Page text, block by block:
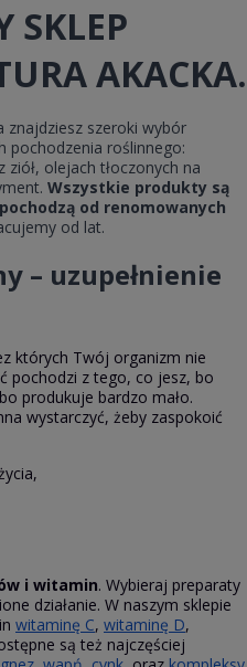
SKLEP
AKACKA.
znajdziesz szeroki wybór
pochodzenia roślinnego:
olejach tłoczonych na
Wszystkie produkty są
od renomowanych
od lat.
– uzupełnienie
których Twój organizm nie
pochodzi z tego, co jesz, bo
produkuje bardzo mało.
wystarczyć, żeby zaspokoić
i witamin. Wybieraj preparaty
działanie. W naszym sklepie
witaminę C, witaminę D,
są też najczęściej